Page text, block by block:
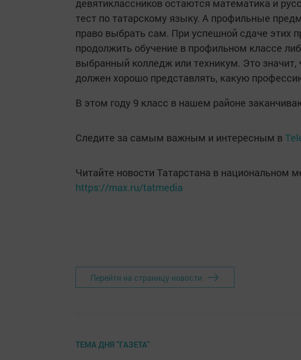
девятиклассников остаются математика и
тест по татарскому языку. А профильные
право выбрать сам. При успешной сдаче этих
продолжить обучение в профильном классе
выбранный колледж или техникум. Это значит,
должен хорошо представлять, какую
В этом году 9 класс в нашем районе
Следите за самым важным и интересным в
Читайте новости Татарстана в национальном
https://max.ru/tatmedia
Перейти на страницу новости
ТЕМА ДНЯ "ГАЗЕТА"